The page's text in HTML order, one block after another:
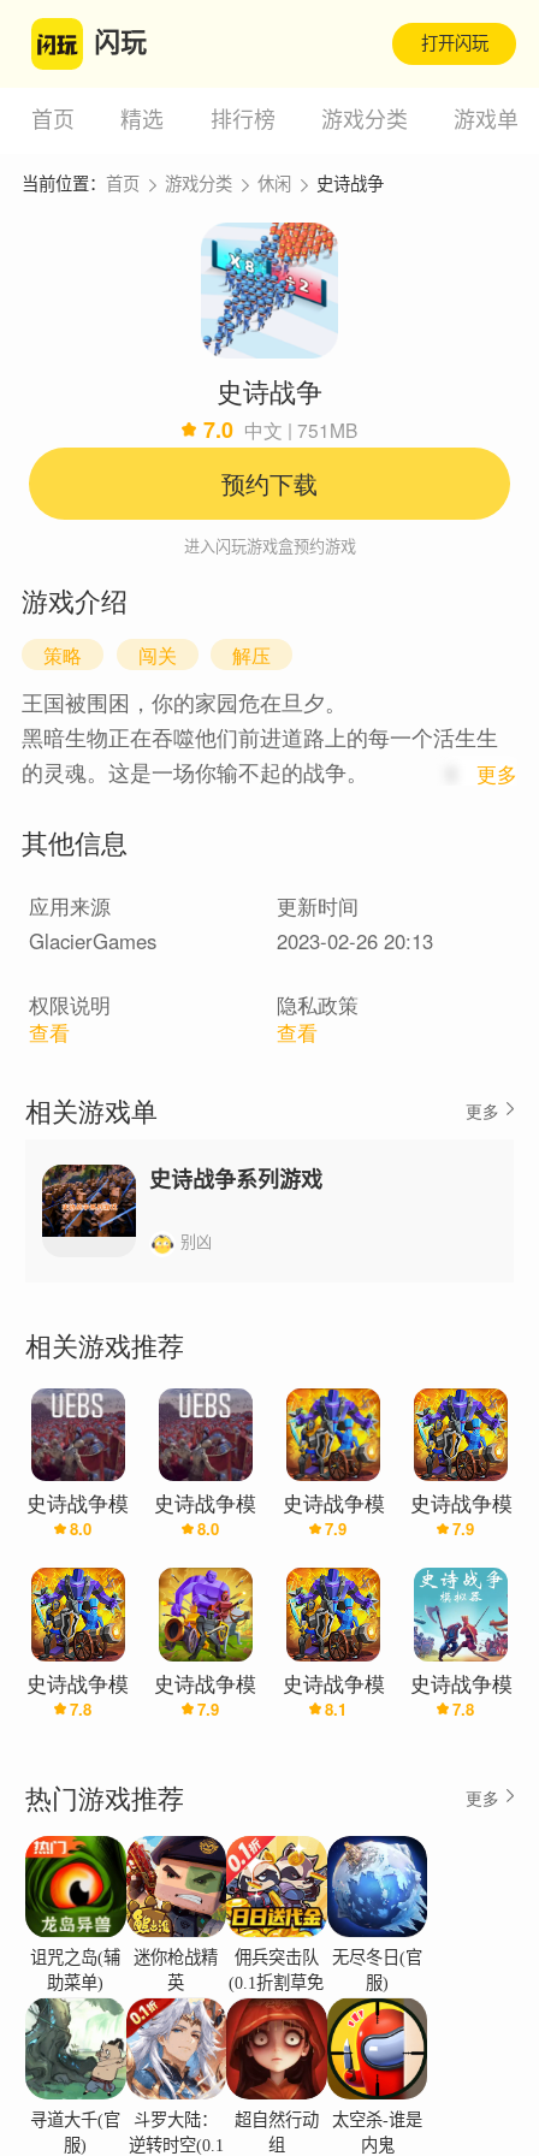
闪玩 打开闪玩
首页 精选 排行榜 游戏分类 游戏单
当前位置： 首页 游戏分类 休闲 史诗战争
史诗战争
7.0 中文 | 751MB
预约下载
进入闪玩游戏盒预约游戏
游戏介绍
策略 闯关 解压
王国被围困，你的家园危在旦夕。
黑暗生物正在吞噬他们前进道路上的每一个活生生
的灵魂。这是一场你输不起的战争。
和天才的战术，带领你的部队走向胜利和荣耀！你
更多
其他信息
应用来源
更新时间
GlacierGames
2023-02-26 20:13
权限说明
查看
隐私政策
查看
相关游戏单 更多
史诗战争系列游戏
别凶
相关游戏推荐
史诗战争模
拟器
8.0
史诗战争模
拟器
8.0
史诗战争模
拟器2
7.9
史诗战争模
拟器2(辅助
菜单)
7.9
史诗战争模
拟器2最新
7.8
史诗战争模
拟器
7.9
史诗战争模
拟器2(辅助
8.1
史诗战争模
拟器
7.8
热门游戏推荐 更多
诅咒之岛(辅
助菜单)
迷你枪战精
英
佣兵突击队
(0.1折割草免
费版)
无尽冬日(官
服)
寻道大千(官
服)
斗罗大陆：
逆转时空(0.1
超自然行动
组
太空杀-谁是
内鬼